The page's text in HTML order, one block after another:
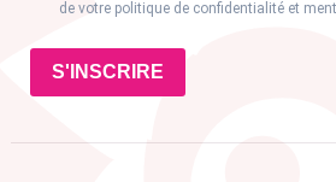
de votre politique de confidentialité et
S'INSCRIRE